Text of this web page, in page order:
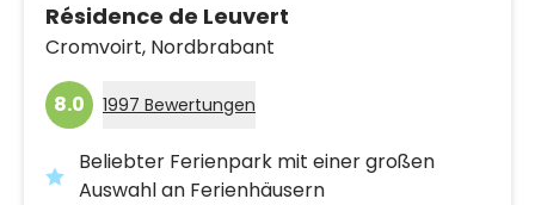
Résidence de Leuvert
Cromvoirt, Nordbrabant
8.0 1997 Bewertungen
Beliebter Ferienpark mit einer großen
Auswahl an Ferienhäusern